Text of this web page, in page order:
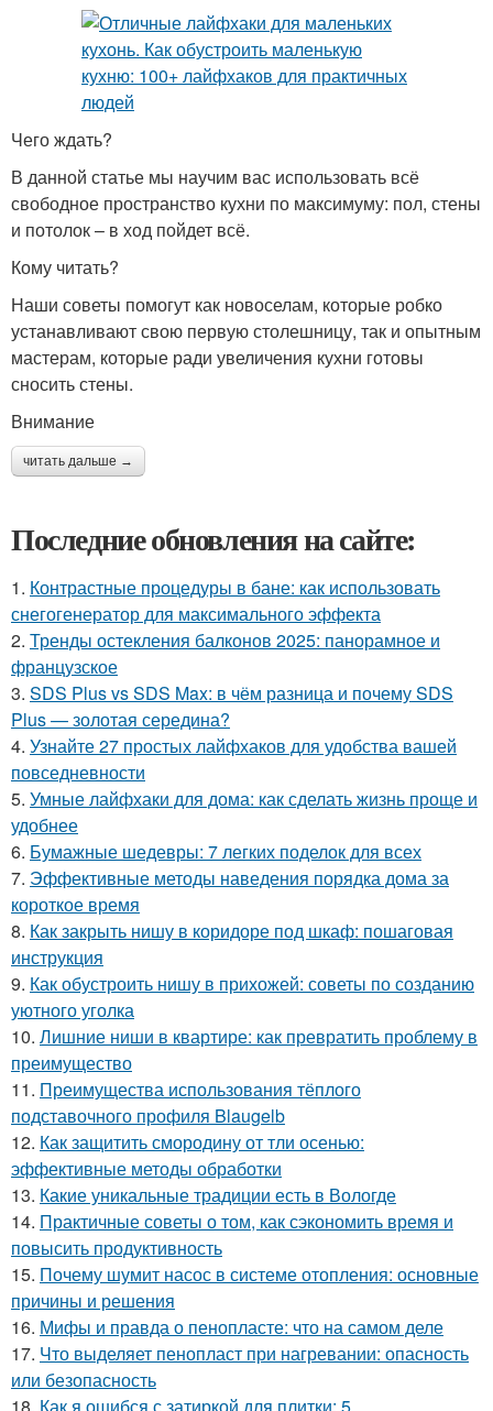
Чего ждать?
В данной статье мы научим вас использовать всё
свободное пространство кухни по максимуму: пол, стены
и потолок – в ход пойдет всё.
Кому читать?
Наши советы помогут как новоселам, которые робко
устанавливают свою первую столешницу, так и опытным
мастерам, которые ради увеличения кухни готовы
сносить стены.
Внимание
читать дальше →
Последние обновления на сайте:
1. Контрастные процедуры в бане: как использовать
снегогенератор для максимального эффекта
2. Тренды остекления балконов 2025: панорамное и
французское
3. SDS Plus vs SDS Max: в чём разница и почему SDS
Plus — золотая середина?
4. Узнайте 27 простых лайфхаков для удобства вашей
повседневности
5. Умные лайфхаки для дома: как сделать жизнь проще и
удобнее
6. Бумажные шедевры: 7 легких поделок для всех
7. Эффективные методы наведения порядка дома за
короткое время
8. Как закрыть нишу в коридоре под шкаф: пошаговая
инструкция
9. Как обустроить нишу в прихожей: советы по созданию
уютного уголка
10. Лишние ниши в квартире: как превратить проблему в
преимущество
11. Преимущества использования тёплого
подставочного профиля Blaugelb
12. Как защитить смородину от тли осенью:
эффективные методы обработки
13. Какие уникальные традиции есть в Вологде
14. Практичные советы о том, как сэкономить время и
повысить продуктивность
15. Почему шумит насос в системе отопления: основные
причины и решения
16. Мифы и правда о пенопласте: что на самом деле
17. Что выделяет пенопласт при нагревании: опасность
или безопасность